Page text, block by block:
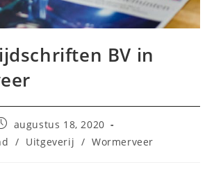
BV in
gepubliceerd
augustus 18, 2020
/ Uitgeverij / Wormerveer